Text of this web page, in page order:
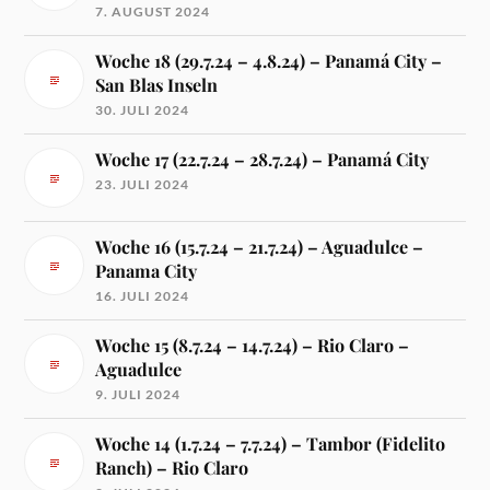
7. AUGUST 2024
Woche 18 (29.7.24 – 4.8.24) – Panamá City –
San Blas Inseln
30. JULI 2024
Woche 17 (22.7.24 – 28.7.24) – Panamá City
23. JULI 2024
Woche 16 (15.7.24 – 21.7.24) – Aguadulce –
Panama City
16. JULI 2024
Woche 15 (8.7.24 – 14.7.24) – Rio Claro –
Aguadulce
9. JULI 2024
Woche 14 (1.7.24 – 7.7.24) – Tambor (Fidelito
Ranch) – Rio Claro